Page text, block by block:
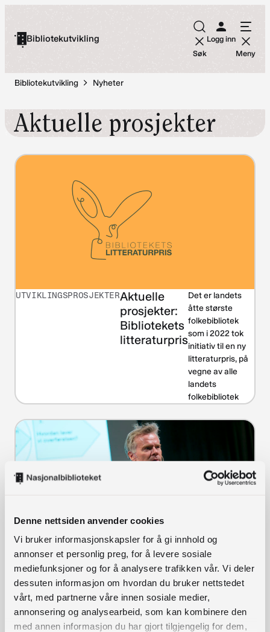
Denne nettsiden anvender cookies
Vi bruker informasjonskapsler for å gi innhold og
annonser et personlig preg, for å levere sosiale
mediefunksjoner og for å analysere trafikken vår. Vi deler
dessuten informasjon om hvordan du bruker nettstedet
vårt, med partnerne våre innen sosiale medier,
annonsering og analysearbeid, som kan kombinere den
med annen informasjon du har gjort tilgjengelig for dem,
innholdBibliotekutvikling
Søk
Logg inn
Meny
Bibliotekutvikling Nyheter
Aktuelle prosjekter
UTVIKLINGSPROSJEKTERAktuelle
prosjekter:
Bibliotekets
litteraturpris
Det er landets
åtte største
folkebibliotek
som i 2022 tok
initiativ til en ny
litteraturpris, på
vegne av alle
landets
folkebibliotek
NYHETER Opplæring i
samskaping
fortsetter
Med prosjektet Samskaping – fra
planverk til hverdagspraksis ønsker
fem fylkesbibliotek å ruste
bibliotekansatte i Norge til å
arbeide samskapende